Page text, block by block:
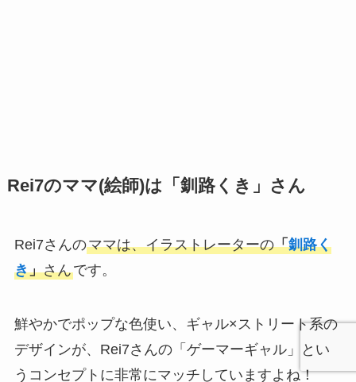
Rei7のママ(絵師)は「釧路くき」さん
Rei7さんのママは、イラストレーターの「釧路く
き」さんです。
鮮やかでポップな色使い、ギャル×ストリート系の
デザインが、Rei7さんの「ゲーマーギャル」とい
うコンセプトに非常にマッチしていますよね！